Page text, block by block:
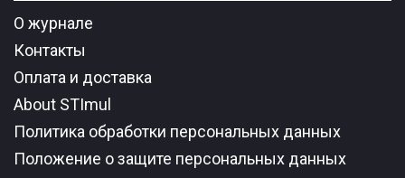
О журнале
Контакты
Оплата и доставка
About STImul
Политика обработки персональных данных
Положение о защите персональных данных